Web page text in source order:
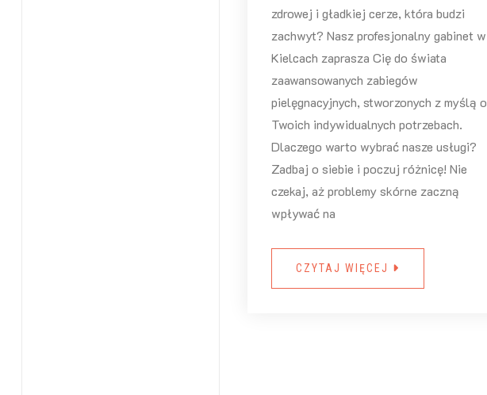
zdrowej i gładkiej cerze, która budzi
zachwyt? Nasz profesjonalny gabinet w
Kielcach zaprasza Cię do świata
zaawansowanych zabiegów
pielęgnacyjnych, stworzonych z myślą o
Twoich indywidualnych potrzebach.
Dlaczego warto wybrać nasze usługi?
Zadbaj o siebie i poczuj różnicę! Nie
czekaj, aż problemy skórne zaczną
wpływać na
CZYTAJ WIĘCEJ